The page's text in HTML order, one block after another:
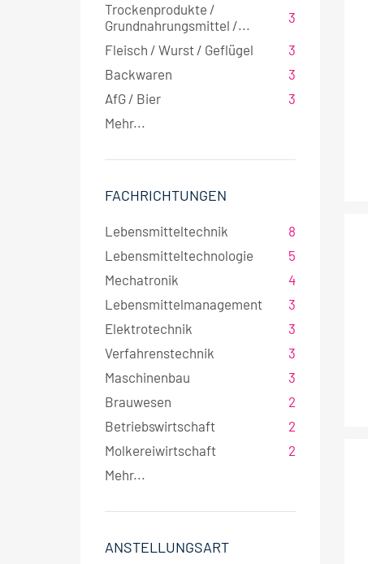
Trockenprodukte /
Grundnahrungsmittel /...
3
Fleisch / Wurst / Geflügel
3
Backwaren
3
AfG / Bier
3
Mehr...
FACHRICHTUNGEN
Lebensmitteltechnik
8
Lebensmitteltechnologie
5
Mechatronik
4
Lebensmittelmanagement
3
Elektrotechnik
3
Verfahrenstechnik
3
Maschinenbau
3
Brauwesen
2
Betriebswirtschaft
2
Molkereiwirtschaft
2
Mehr...
ANSTELLUNGSART